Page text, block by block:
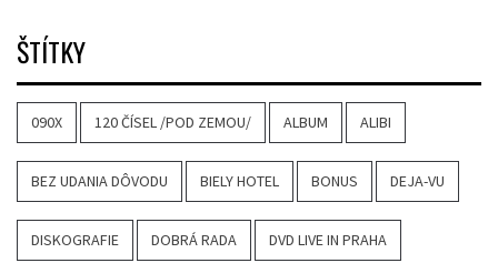
ŠTÍTKY
090X 120 ČÍSEL /POD ZEMOU/ ALBUM ALIBI
BEZ UDANIA DÔVODU BIELY HOTEL BONUS DEJA-VU
DISKOGRAFIE DOBRÁ RADA DVD LIVE IN PRAHA